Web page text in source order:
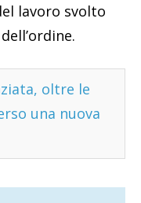
lavoro svolto
oltre le
una nuova